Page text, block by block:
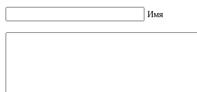
Имя